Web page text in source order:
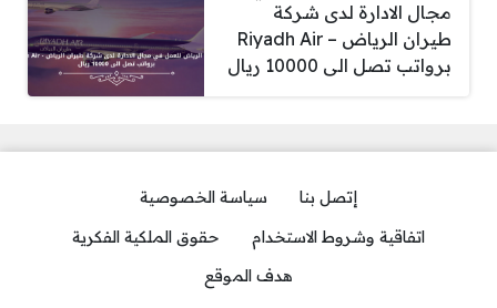
مجال الادارة لدى شركة
طيران الرياض – Riyadh Air
برواتب تصل الى 10000 ريال
إتصل بنا
سياسة الخصوصية
اتفاقية وشروط الاستخدام
حقوق الملكية الفكرية
هدف الموقع